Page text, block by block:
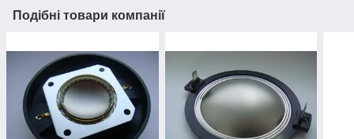
Подібні товари компанії